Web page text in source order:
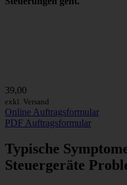
39,00
exkl. Versand
Online Auftragsformular
PDF Auftragsformular
Typische
Steuergeräte